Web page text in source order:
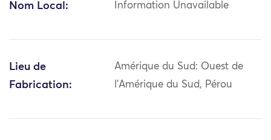
Nom Local: Information Unavailable
Lieu de
Fabrication:
Amérique du Sud: Ouest de
l'Amérique du Sud, Pérou